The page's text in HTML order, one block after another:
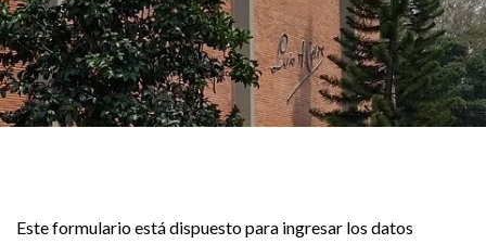
Este formulario está dispuesto para ingresar los datos